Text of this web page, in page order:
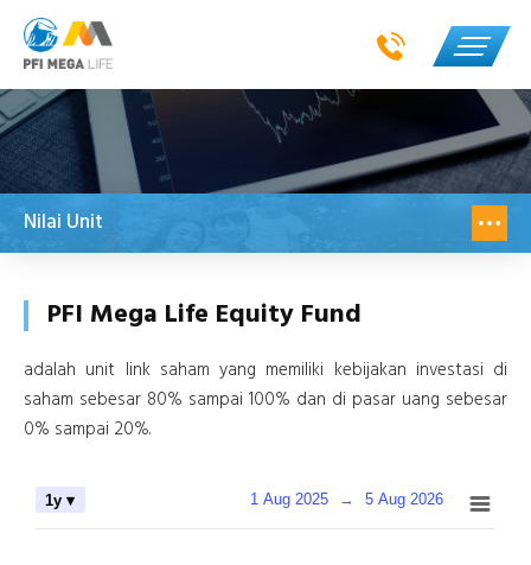
Nilai Unit
PFI Mega Life Equity Fund
adalah unit link saham yang memiliki kebijakan investasi di
saham sebesar 80% sampai 100% dan di pasar uang sebesar
0% sampai 20%.
1 Aug 2025 → 5 Aug 2026
1y ▾